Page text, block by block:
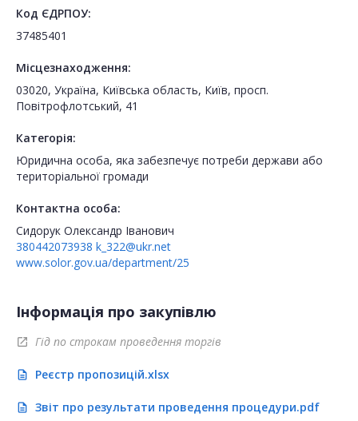
Код ЄДРПОУ:
37485401
Місцезнаходження:
03020, Україна, Київська область, Київ, просп.
Повітрофлотський, 41
Категорія:
Юридична особа, яка забезпечує потреби держави або
територіальної громади
Контактна особа:
Сидорук Олександр Іванович
380442073938 k_322@ukr.net
www.solor.gov.ua/department/25
Інформація про закупівлю
open_in_new Гід по строкам проведення торгів
description Реєстр пропозицій.xlsx
description Звіт про результати проведення процедури.pdf